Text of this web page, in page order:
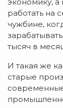
работать на
чужбине,
тысяч в
И такая же
старые